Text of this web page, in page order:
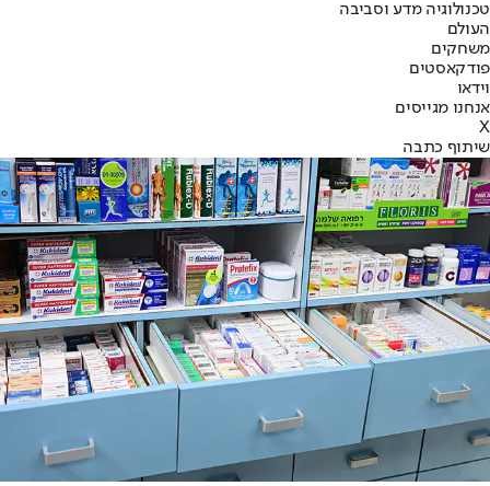
טכנולוגיה מדע וסביבה
העולם
משחקים
פודקאסטים
וידאו
אנחנו מגייסים
X
שיתוף כתבה